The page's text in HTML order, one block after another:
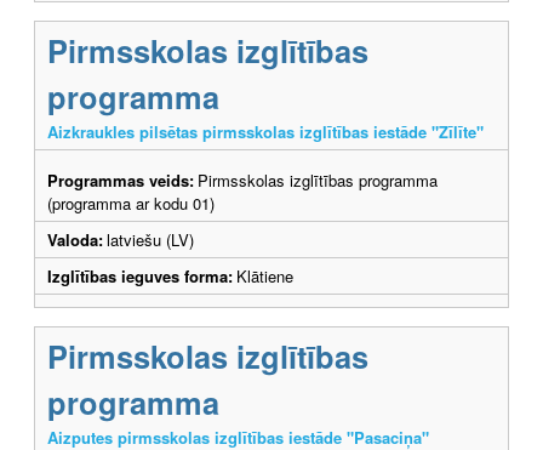
Pirmsskolas izglītības
programma
Aizkraukles pilsētas pirmsskolas izglītības iestāde "Zīlīte"
Programmas veids: Pirmsskolas izglītības programma
(programma ar kodu 01)
Valoda:latviešu (LV)
Izglītības ieguves forma: Klātiene
Pirmsskolas izglītības
programma
Aizputes pirmsskolas izglītības iestāde "Pasaciņa"